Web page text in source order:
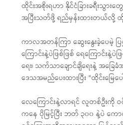
ထိုင်းအစိုးရဟာ နိုင်ငံခြားခရီးသွ
အပြီးသတ်ဖို့ ရည်မှန်းထားတယ်လို့ ထိုင်
ကာလအတန်ကြာ ဆွေးနွေးခဲ့ပေမဲ့ ပ
ကြောင်းနဲ့ပဲဖြစ်ဖြစ် ရေကြောင်းနဲ့
ရေး၊ သက်သာချောင်ချိရေးနဲ့ အခ
ဒေသအမည်ပေးထားပြီး “ထိုင်းမြေပ
လေကြောင်းနဲ့လာရင် လူတစ်ဦးကို ဝ
ကနေ ပိုမြင့်ပြီး ဘတ် ၃၀၀ နဲ့ပဲ က